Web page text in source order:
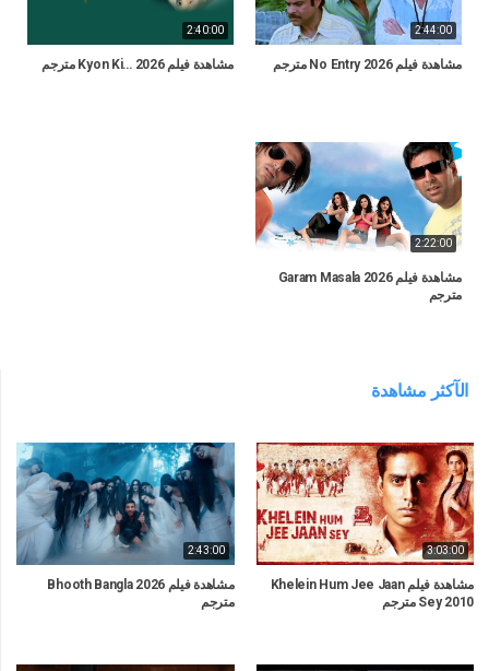
2:44:00
مشاهدة فيلم No Entry 2026 مترجم
2:40:00
مشاهدة فيلم Kyon Ki… 2026 مترجم
2:22:00
مشاهدة فيلم Garam Masala 2026
مترجم
الآكثر مشاهدة
3:03:00
مشاهدة فيلم Khelein Hum Jee Jaan
Sey 2010 مترجم
2:43:00
مشاهدة فيلم Bhooth Bangla 2026
مترجم